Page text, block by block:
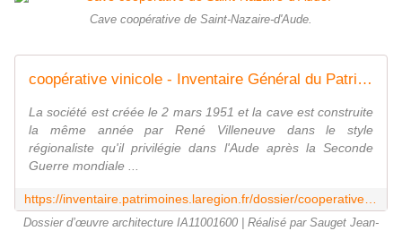
Cave coopérative de Saint-Nazaire-d'Aude.
coopérative vinicole - Inventaire Général du Patrimoine Culturel
La société est créée le 2 mars 1951 et la cave est construite
la même année par René Villeneuve dans le style
régionaliste qu'il privilégie dans l'Aude après la Seconde
Guerre mondiale ...
Dossier d’œuvre architecture IA11001600 | Réalisé par Sauget Jean-